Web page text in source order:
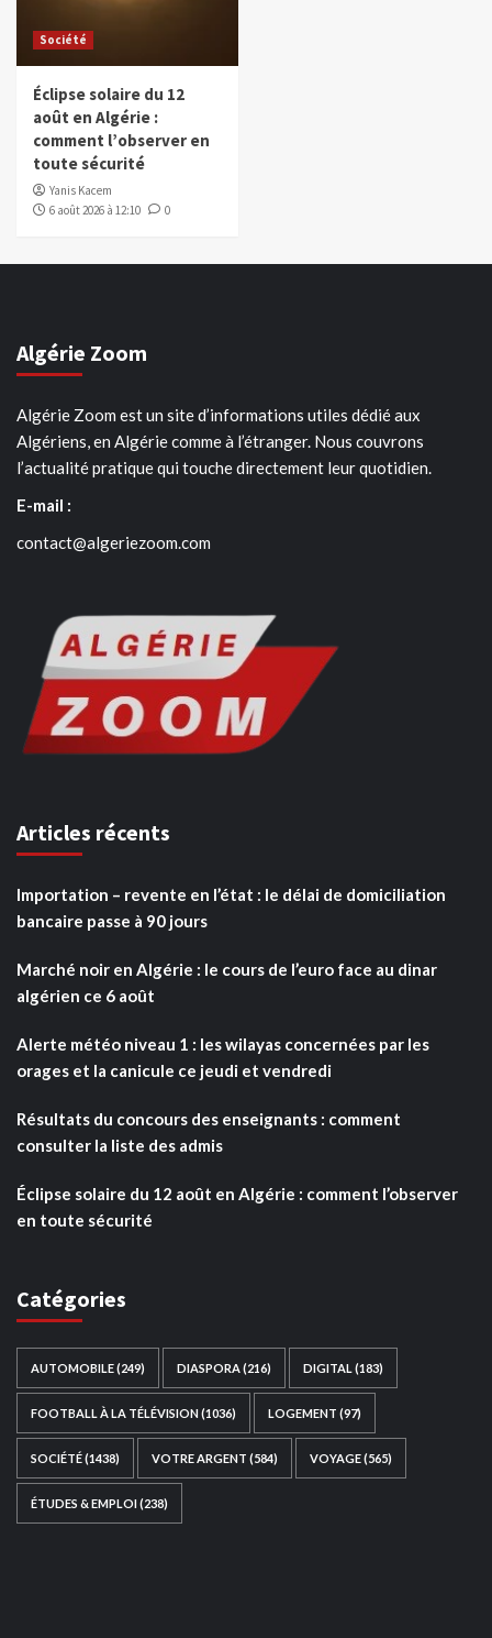
Société
Éclipse solaire du 12
août en Algérie :
comment l’observer en
toute sécurité
Yanis Kacem
6 août 2026 à 12:10
0
Algérie Zoom
Algérie Zoom est un site d’informations utiles dédié aux
Algériens, en Algérie comme à l’étranger. Nous couvrons
l’actualité pratique qui touche directement leur quotidien.
E-mail :
contact@algeriezoom.com
Articles récents
Importation – revente en l’état : le délai de domiciliation
bancaire passe à 90 jours
Marché noir en Algérie : le cours de l’euro face au dinar
algérien ce 6 août
Alerte météo niveau 1 : les wilayas concernées par les
orages et la canicule ce jeudi et vendredi
Résultats du concours des enseignants : comment
consulter la liste des admis
Éclipse solaire du 12 août en Algérie : comment l’observer
en toute sécurité
Catégories
AUTOMOBILE(249) DIASPORA (216) DIGITAL (183)
FOOTBALL À LA TÉLÉVISION(1036) LOGEMENT (97)
SOCIÉTÉ(1438) VOTRE ARGENT (584) VOYAGE(565)
ÉTUDES & EMPLOI(238)